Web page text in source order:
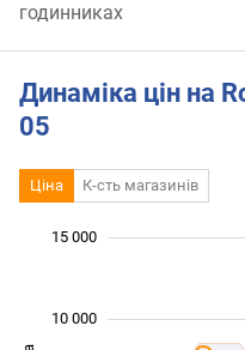
годинниках
Динаміка цін на
05
Ціна К-сть магазинів
15 000
10 000